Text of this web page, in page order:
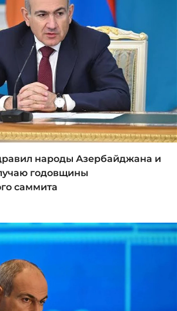
народы Азербайджана и
годовщины
саммита